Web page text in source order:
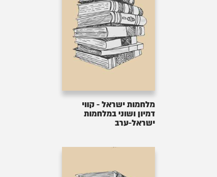
מלחמות ישראל - קווי
דמיון ושוני במלחמות
ישראל-ערב